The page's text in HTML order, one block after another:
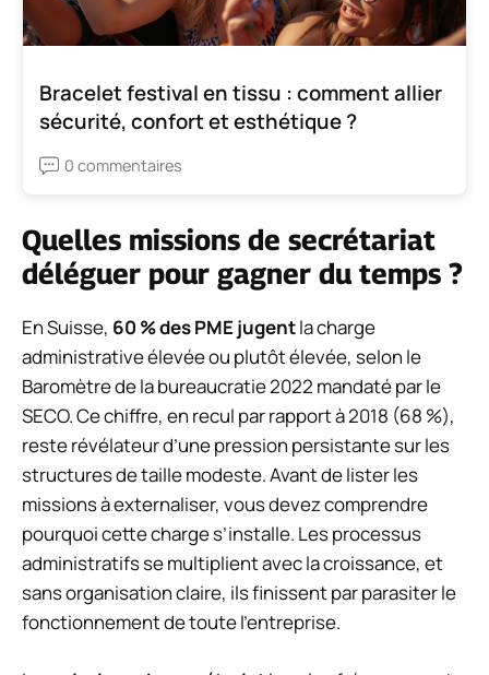
Bracelet festival en tissu : comment allier
sécurité, confort et esthétique ?
0 commentaires
Quelles missions de secrétariat
déléguer pour gagner du temps ?
En Suisse, 60 % des PME jugentla charge
administrative élevée ou plutôt élevée, selon le
Baromètre de la bureaucratie 2022 mandaté par le
SECO. Ce chiffre, en recul par rapport à 2018 (68 %),
reste révélateur d’une pression persistante sur les
structures de taille modeste. Avant de lister les
missions à externaliser, vous devez comprendre
pourquoi cette charge s’installe. Les processus
administratifs se multiplient avec la croissance, et
sans organisation claire, ils finissent par parasiter le
fonctionnement de toute l’entreprise.